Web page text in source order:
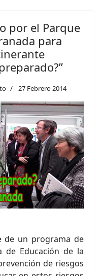
por el Parque
para
27 Febrero 2014
de un programa de
de Educación de la
de riesgos